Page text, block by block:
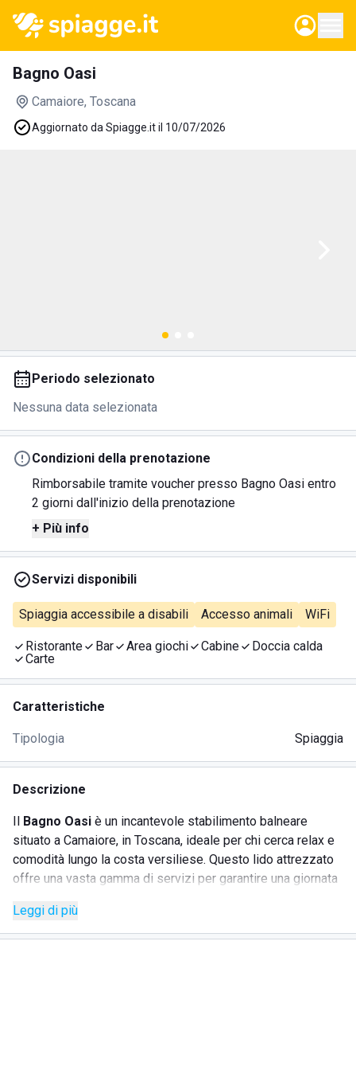
Bagno Oasi
Camaiore, Toscana
Aggiornato da Spiagge.it il 10/07/2026
Periodo selezionato
Nessuna data selezionata
Condizioni della prenotazione
Rimborsabile tramite voucher presso Bagno Oasi entro
2 giorni dall'inizio della prenotazione
+ Più info
Servizi disponibili
Spiaggia accessibile a disabili Accesso animali WiFi
Ristorante Bar Area giochi Cabine
Doccia calda
Carte
Caratteristiche
Tipologia Spiaggia
Descrizione
Il Bagno Oasi è un incantevole stabilimento balneare
situato a Camaiore, in Toscana, ideale per chi cerca relax e
comodità lungo la costa versiliese. Questo lido attrezzato
offre una vasta gamma di servizi per garantire una giornata
Leggi di più